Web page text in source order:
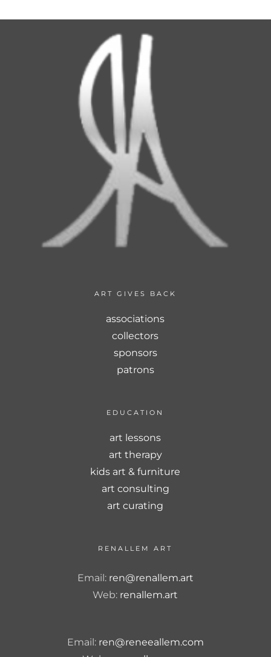
ART GIVES BACK
associations
collectors
sponsors
patrons
EDUCATION
art lessons
art therapy
kids art & furniture
art consulting
art curating
RENALLEM ART
Email: ren@renallem.art
Web: renallem.art
Email: ren@reneeallem.com